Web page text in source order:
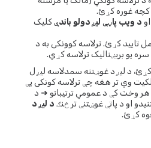
کچه غوره کړئ.
د ویب پاڼې لیږدولو باندېکلیک
تایید کړئ. ترلاسه کوونکی به د
سره یو بریښنالیک ترلاسه کړي.
د لیږد غوښتنه سمدلاسه لیږل
وي تر هغه چې ترلاسه کونکی یې
وخت کې د عمومي ترتیباتو ➜ د
او د پاتې غوښتنې تر څنګ د لیږد
کړئ.